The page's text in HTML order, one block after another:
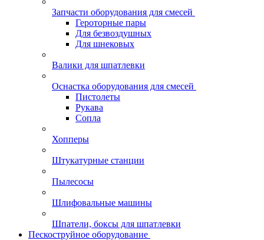
Запчасти оборудования для смесей
Героторные пары
Для безвоздушных
Для шнековых
Валики для шпатлевки
Оснастка оборудования для смесей
Пистолеты
Рукава
Сопла
Хопперы
Штукатурные станции
Пылесосы
Шлифовальные машины
Шпатели, боксы для шпатлевки
Пескоструйное оборудование